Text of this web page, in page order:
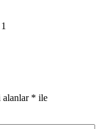
alanlar * ile